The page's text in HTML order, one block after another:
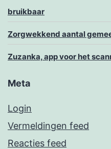
bruikbaar
Zorgwekkend aantal
Zuzanka, app voor het
Meta
Login
Vermeldingen feed
Reacties feed